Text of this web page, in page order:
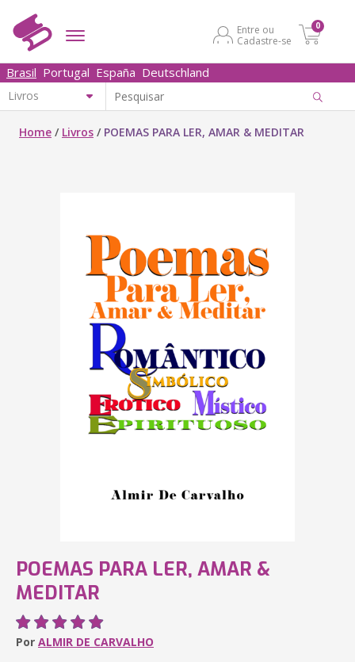
Entre ou
Cadastre-se
0
Brasil Portugal España Deutschland
Home / Livros / POEMAS PARA LER, AMAR & MEDITAR
POEMAS PARA LER, AMAR &
MEDITAR
Por ALMIR DE CARVALHO